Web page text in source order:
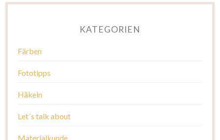
KATEGORIEN
Färben
Fototipps
Häkeln
Let´s talk about
Materialkunde